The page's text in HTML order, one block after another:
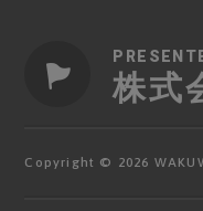
株式
Copyright © 2026